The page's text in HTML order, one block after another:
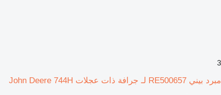
3
مبرد بيني RE500657 لـ جرافة ذات عجلات John Deere 744H